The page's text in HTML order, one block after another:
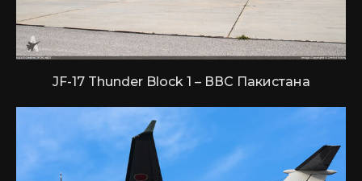
JF-17 Thunder Block 1 – ВВС Пакистана